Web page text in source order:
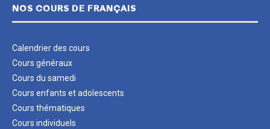
NOS COURS DE FRANÇAIS
Calendrier des cours
Cours généraux
Cours du samedi
Cours enfants et adolescents
Cours thématiques
Cours individuels